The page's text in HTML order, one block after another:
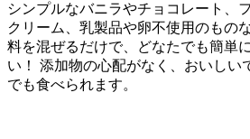
シンプルなバニラやチョコレート、
クリーム、乳製品や卵不使用のもの
料を混ぜるだけで、どなたでも簡単
い！ 添加物の心配がなく、おいしい
でも食べられます。